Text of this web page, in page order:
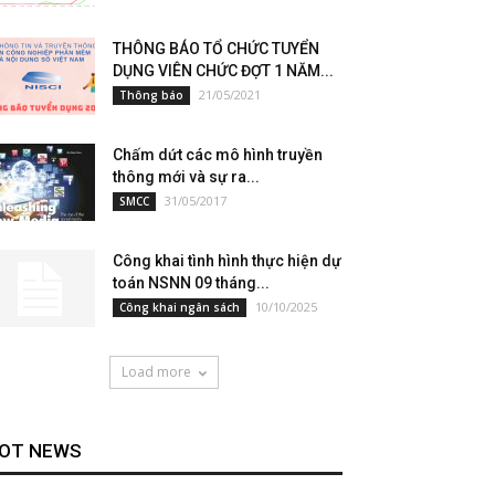
THÔNG BÁO TỔ CHỨC TUYỂN
DỤNG VIÊN CHỨC ĐỢT 1 NĂM...
Thông báo 21/05/2021
Chấm dứt các mô hình truyền
thông mới và sự ra...
SMCC 31/05/2017
Công khai tình hình thực hiện dự
toán NSNN 09 tháng...
Công khai ngân sách 10/10/2025
Load more
NEWS